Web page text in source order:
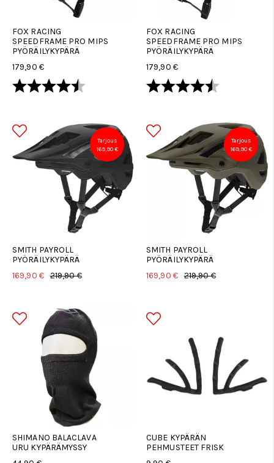
FOX RACING
SPEEDFRAME PRO MIPS
PYÖRÄILYKYPÄRÄ
179,90 €
Arvio: 4.5 5:sta tähdestä
FOX RACING
SPEEDFRAME PRO MIPS
PYÖRÄILYKYPÄRÄ
179,90 €
Arvio:
Tarjous
169,90 €
SMITH PAYROLL
PYÖRÄILYKYPÄRÄ
169,90 € 219,90 €
Tarjous
169,90 €
SMITH PAYROLL
PYÖRÄILYKYPÄRÄ
169,90 € 219,90 €
SHIMANO BALACLAVA
URU KYPÄRÄMYSSY
CUBE KYPÄRÄN
PEHMUSTEET FRISK